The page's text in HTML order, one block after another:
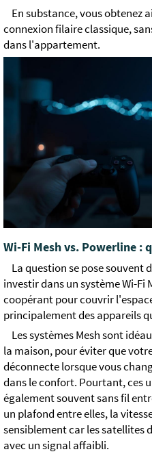
En substance, vous obtenez
connexion filaire classique,
dans l'appartement.
Wi-Fi Mesh vs. Powerline :
La question se pose souvent
investir dans un système Wi-Fi
coopérant pour couvrir
principalement des appareils
Les systèmes Mesh sont
la maison, pour éviter que
déconnecte lorsque vous
dans le confort. Pourtant, ces
également souvent sans fil
un plafond entre elles, la
sensiblement car les satellites
avec un signal affaibli.